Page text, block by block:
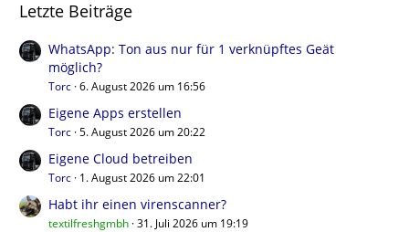
Letzte Beiträge
WhatsApp: Ton aus nur für 1 verknüpftes Geät
möglich?
Torc 6. August 2026 um 16:56
Eigene Apps erstellen
Torc 5. August 2026 um 20:22
Eigene Cloud betreiben
Torc 1. August 2026 um 22:01
Habt ihr einen virenscanner?
textilfreshgmbh 31. Juli 2026 um 19:19